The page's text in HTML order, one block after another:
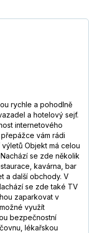
rychle a pohodlně
a hotelový sejf.
internetového
vám rádi
Objekt má celou
se zde několik
kavárna, bar
a další obchody. V
se zde také TV
zaparkovat v
využít
bezpečnostní
lékařskou